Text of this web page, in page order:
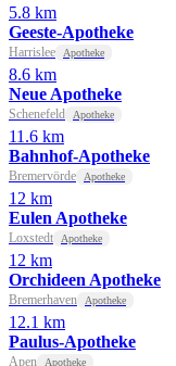
5.8 km
Geeste-Apotheke
Harrislee Apotheke
8.6 km
Neue Apotheke
Schenefeld Apotheke
11.6 km
Bahnhof-Apotheke
Bremervörde Apotheke
12 km
Eulen Apotheke
Loxstedt Apotheke
12 km
Orchideen Apotheke
Bremerhaven Apotheke
12.1 km
Paulus-Apotheke
Apen Apotheke